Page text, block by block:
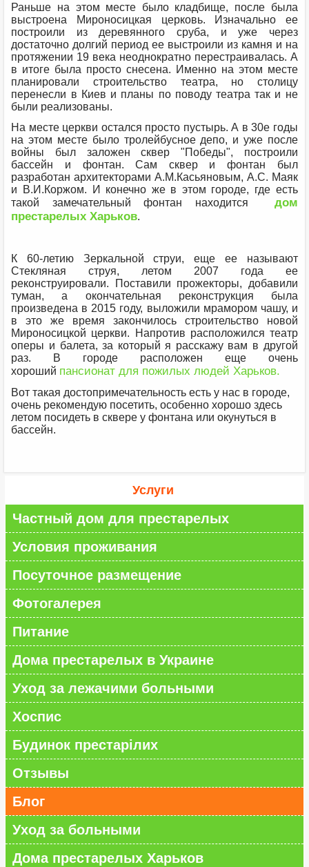
Раньше на этом месте было кладбище, после была
выстроена Мироносицкая церковь. Изначально ее
построили из деревянного сруба, и уже через
достаточно долгий период ее выстроили из камня и на
протяжении 19 века неоднократно перестраивалась. А
в итоге была просто снесена. Именно на этом месте
планировали строительство театра, но столицу
перенесли в Киев и планы по поводу театра так и не
были реализованы.
На месте церкви остался просто пустырь. А в 30е годы
на этом месте было тролейбусное депо, и уже после
войны был заложен сквер "Победы", построили
бассейн и фонтан. Сам сквер и фонтан был
разработан архитекторами А.М.Касьяновым, А.С. Маяк
и В.И.Коржом. И конечно же в этом городе, где есть
такой замечательный фонтан находится
дом
престарелых Харьков.
К 60-летию Зеркальной струи, еще ее называют
Стекляная струя, летом 2007 года ее
реконструировали. Поставили прожекторы, добавили
туман, а окончательная реконструкция была
произведена в 2015 году, выложили мрамором чашу, и
в это же время закончилось строительство новой
Мироносицкой церкви. Напротив расположился театр
оперы и балета, за который я расскажу вам в другой
раз. В городе расположен еще очень
хороший пансионат для пожилых людей Харьков.
Вот такая достопримечательность есть у нас в городе,
очень рекомендую посетить, особенно хорошо здесь
летом посидеть в сквере у фонтана или окунуться в
бассейн.
Услуги
Частный дом для престарелых
Условия проживания
Посуточное размещение
Фотогалерея
Питание
Дома престарелых в Украине
Уход за лежачими больными
Хоспис
Будинок престарілих
Отзывы
Блог
Уход за больными
Дома престарелых Харьков